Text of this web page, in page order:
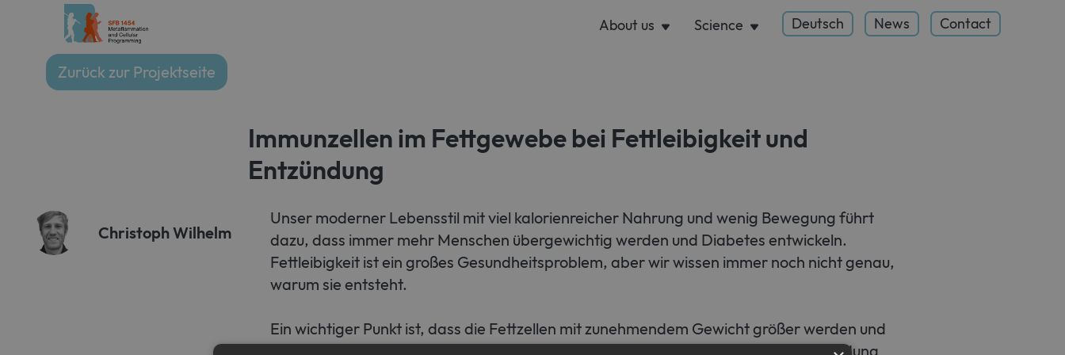
About us Science Deutsch News Contact
Zurück zur Projektseite
Immunzellen im Fettgewebe bei Fettleibigkeit und
Entzündung
Christoph Wilhelm
Unser moderner Lebensstil mit viel kalorienreicher Nahrung und wenig Bewegung führt
dazu, dass immer mehr Menschen übergewichtig werden und Diabetes entwickeln.
Fettleibigkeit ist ein großes Gesundheitsproblem, aber wir wissen immer noch nicht genau,
warum sie entsteht.
Ein wichtiger Punkt ist, dass die Fettzellen mit zunehmendem Gewicht größer werden und
die Immunzellen anfangen, sich seltsam zu verhalten. Das führt zu einer Art Entzündung